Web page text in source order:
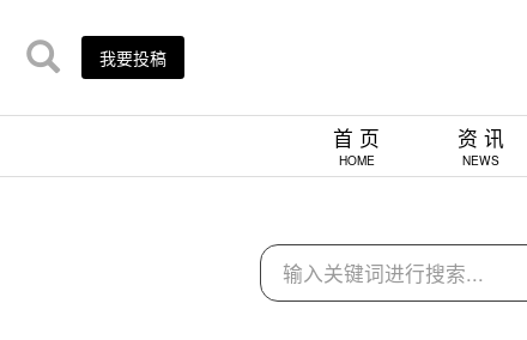
我要投稿
首 页
HOME
资 讯
NEWS